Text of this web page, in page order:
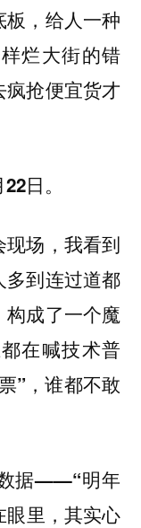
板 ，给人一种
烂大街的错
疯抢便宜货才
日。
场，我看到
到连过道都
成了一个魔
在喊技术普
”，谁都不敢
据——“明年
眼里，其实心